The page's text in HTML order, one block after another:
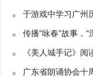
于游戏中学习广州
传播“咏春”故事，
《美人城手记》
广东省朗诵协会十